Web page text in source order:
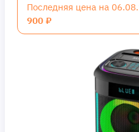
Последняя цена на
900 ₽